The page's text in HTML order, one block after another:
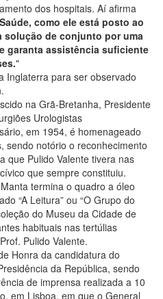
dos hospitais. Aí afirma
como ele está posto ao
solução de conjunto por uma
garanta assistência suficiente
"
Inglaterra para ser observado
na Grã-Bretanha, Presidente
Urologistas
em 1954, é homenageado
sendo notório o reconhecimento
que Pulido Valente tivera nas
que sempre constituiu.
termina o quadro a óleo
“A Leitura” ou “O Grupo do
do Museu da Cidade de
habituais nas tertúlias
Pulido Valente.
Honra da candidatura do
da República, sendo
de imprensa realizada a 10
em Lisboa, em que o General